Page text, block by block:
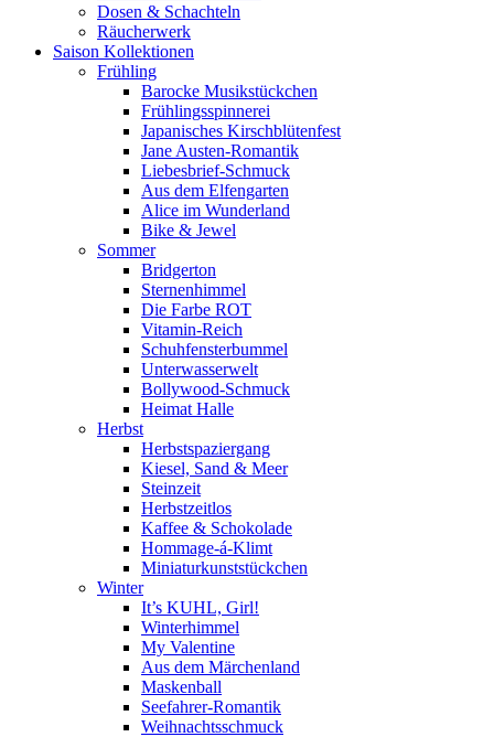
Dosen & Schachteln
Räucherwerk
Saison Kollektionen
Frühling
Barocke Musikstückchen
Frühlingsspinnerei
Japanisches Kirschblütenfest
Jane Austen-Romantik
Liebesbrief-Schmuck
Aus dem Elfengarten
Alice im Wunderland
Bike & Jewel
Sommer
Bridgerton
Sternenhimmel
Die Farbe ROT
Vitamin-Reich
Schuhfensterbummel
Unterwasserwelt
Bollywood-Schmuck
Heimat Halle
Herbst
Herbstspaziergang
Kiesel, Sand & Meer
Steinzeit
Herbstzeitlos
Kaffee & Schokolade
Hommage-á-Klimt
Miniaturkunststückchen
Winter
It’s KUHL, Girl!
Winterhimmel
My Valentine
Aus dem Märchenland
Maskenball
Seefahrer-Romantik
Weihnachtsschmuck